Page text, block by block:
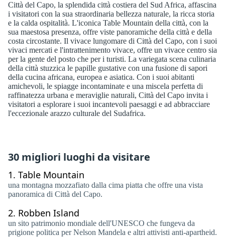
Città del Capo, la splendida città costiera del Sud Africa, affascina
i visitatori con la sua straordinaria bellezza naturale, la ricca storia
e la calda ospitalità. L'iconica Table Mountain della città, con la
sua maestosa presenza, offre viste panoramiche della città e della
costa circostante. Il vivace lungomare di Città del Capo, con i suoi
vivaci mercati e l'intrattenimento vivace, offre un vivace centro sia
per la gente del posto che per i turisti. La variegata scena culinaria
della città stuzzica le papille gustative con una fusione di sapori
della cucina africana, europea e asiatica. Con i suoi abitanti
amichevoli, le spiagge incontaminate e una miscela perfetta di
raffinatezza urbana e meraviglie naturali, Città del Capo invita i
visitatori a esplorare i suoi incantevoli paesaggi e ad abbracciare
l'eccezionale arazzo culturale del Sudafrica.
30 migliori luoghi da visitare
1. Table Mountain
una montagna mozzafiato dalla cima piatta che offre una vista
panoramica di Città del Capo.
2. Robben Island
un sito patrimonio mondiale dell'UNESCO che fungeva da
prigione politica per Nelson Mandela e altri attivisti anti-apartheid.